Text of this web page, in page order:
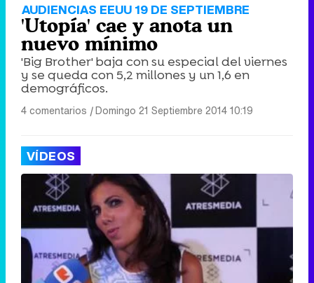
AUDIENCIAS EEUU 19 DE SEPTIEMBRE
'Utopía' cae y anota un
nuevo mínimo
'Big Brother' baja con su especial del viernes
y se queda con 5,2 millones y un 1,6 en
demográficos.
4 comentarios |Domingo 21 Septiembre 2014 10:19
VÍDEOS